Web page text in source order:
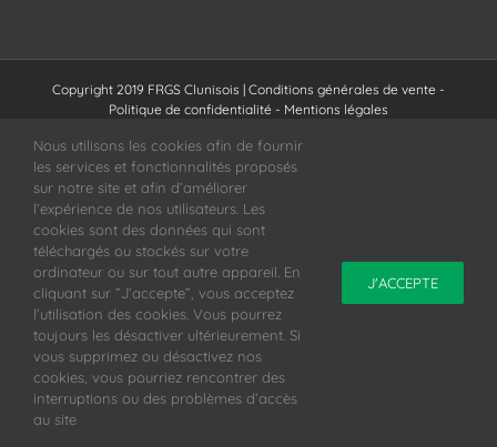
Copyright 2019 FRGS Clunisois | Conditions générales de vente -
Politique de confidentialité - Mentions légales
Facebook
Nous utilisons les cookies afin de fournir
les services et fonctionnalités proposés
sur notre site et afin d’améliorer
l’expérience de nos utilisateurs. Les
cookies sont des données qui sont
téléchargés ou stockés sur votre
ordinateur ou sur tout autre appareil. En
cliquant sur ”J’accepte”, vous acceptez
l’utilisation des cookies. Vous pourrez
toujours les désactiver ultérieurement. Si
vous supprimez ou désactivez nos
cookies, vous pourriez rencontrer des
interruptions ou des problèmes d’accès
au site
J'ACCEPTE